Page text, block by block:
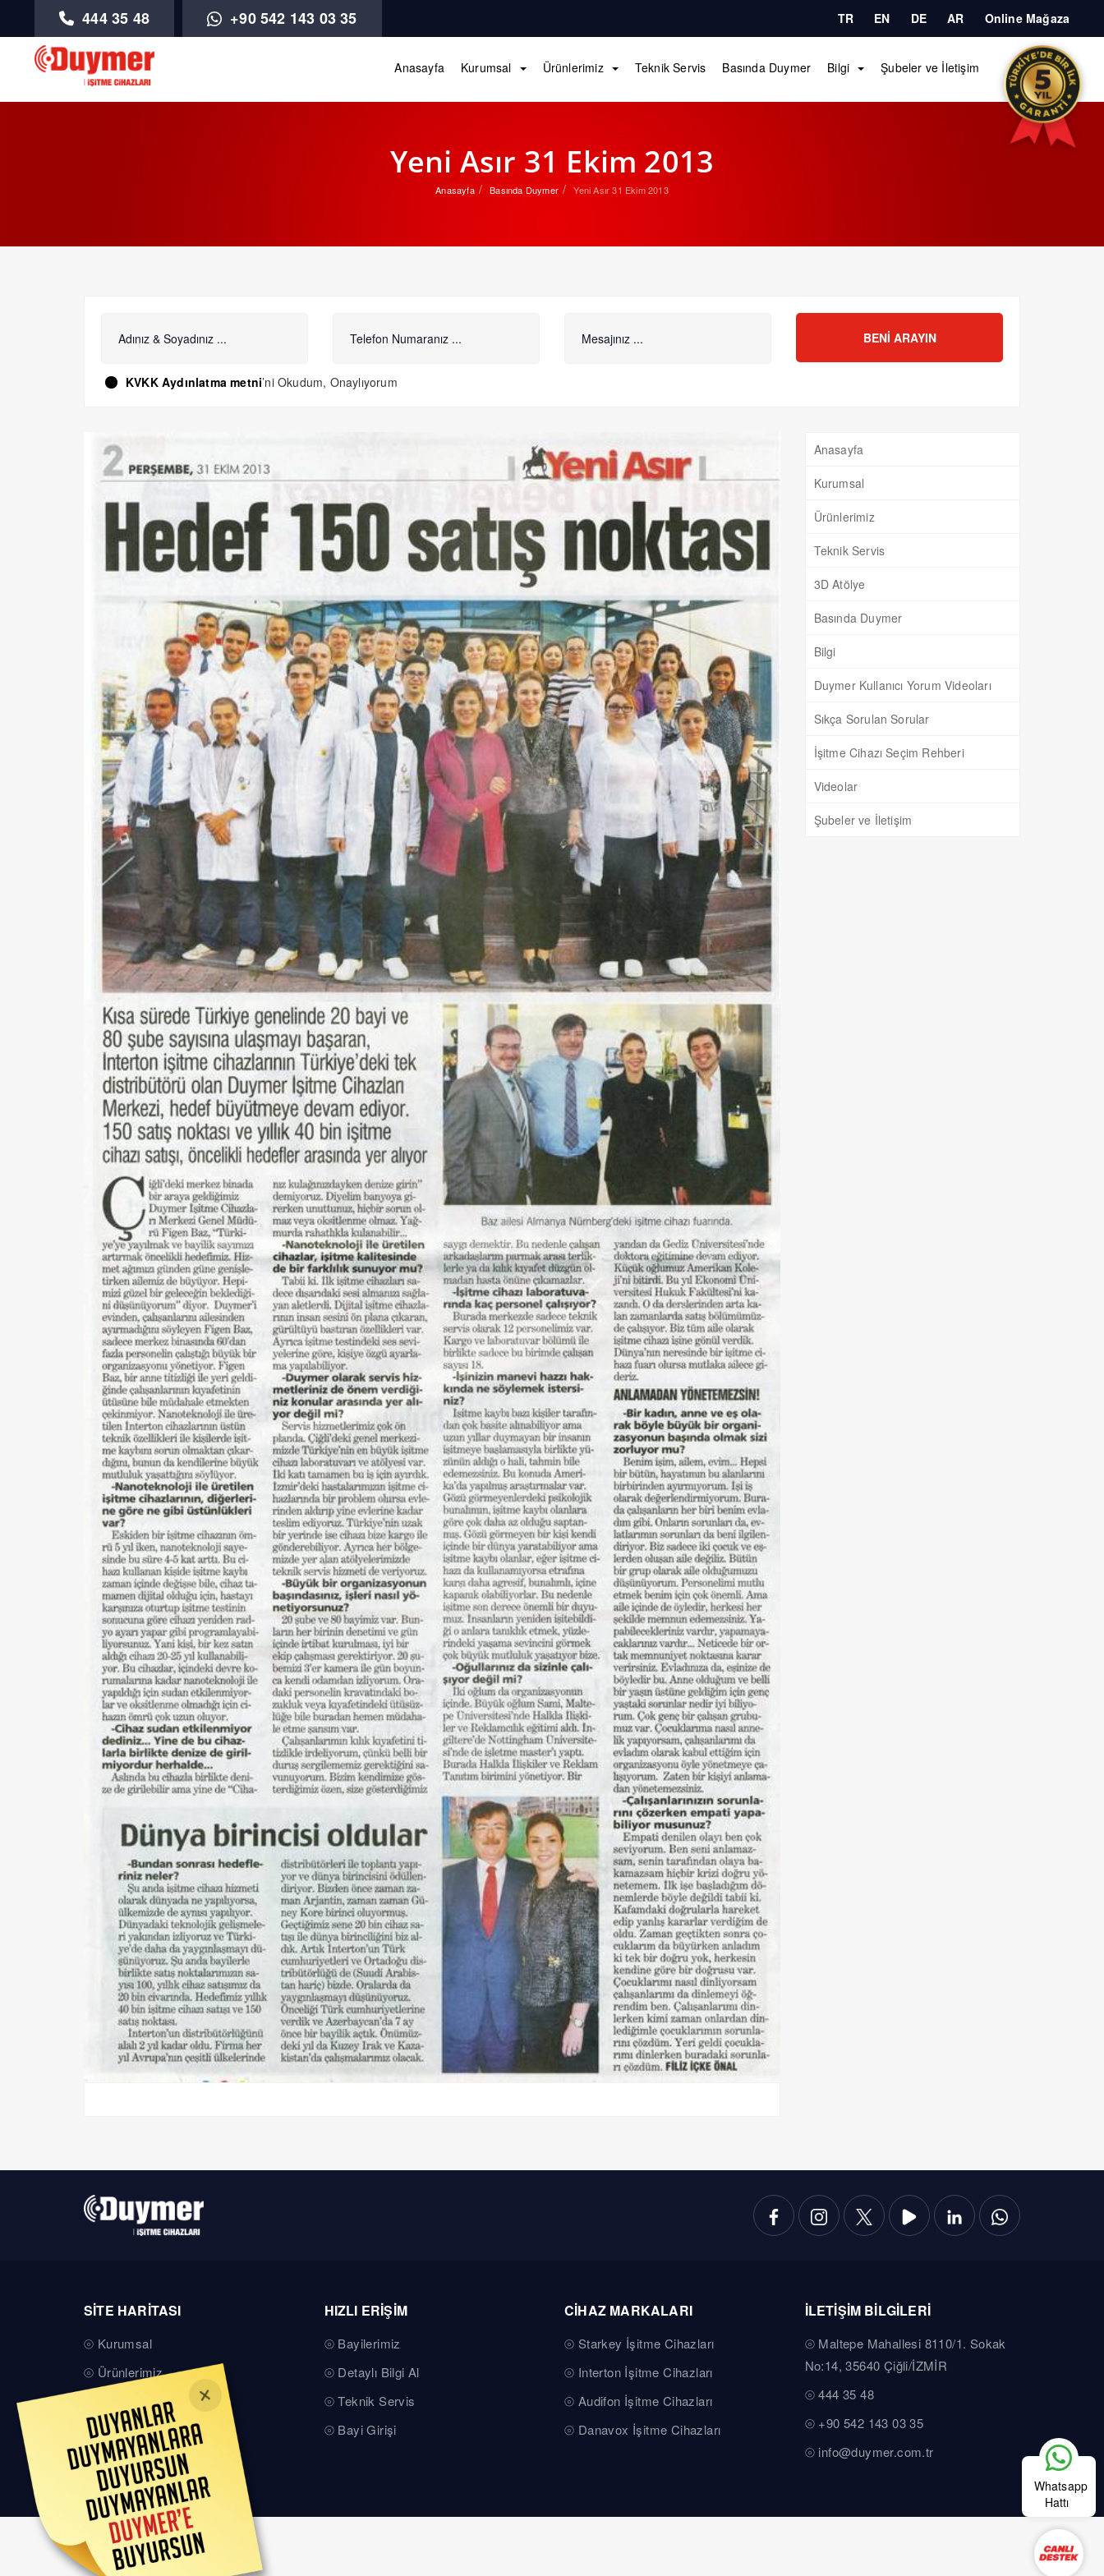
444 35 48 +90 542 143 03 35 Online Mağaza
AR
DE
EN
TR
Anasayfa Kurumsal Ürünlerimiz Teknik Servis Basında Duymer Bilgi Şubeler ve İletişim
Yeni Asır 31 Ekim 2013
Anasayfa Basında Duymer Yeni Asır 31 Ekim 2013
BENI ARAYIN
KVKK Aydınlatma metni’ni Okudum, Onaylıyorum
Anasayfa
Kurumsal
Ürünlerimiz
Teknik Servis
3D Atölye
Basında Duymer
Bilgi
Duymer Kullanıcı Yorum Videoları
Sıkça Sorulan Sorular
İşitme Cihazı Seçim Rehberi
Videolar
Şubeler ve İletişim
SİTE HARİTASI
Kurumsal
Ürünlerimiz
Teknik Servis
Basında Duymer
Kalite Belgelerimiz
HIZLI ERİŞİM
Bayilerimiz
Detaylı Bilgi Al
Teknik Servis
Bayi Girişi
CİHAZ MARKALARI
Starkey İşitme Cihazları
Interton İşitme Cihazları
Audifon İşitme Cihazları
Danavox İşitme Cihazları
İLETİŞİM BİLGİLERİ
Maltepe Mahallesi 8110/1. Sokak
No:14, 35640 Çiğli/İZMİR
444 35 48
+90 542 143 03 35
info@duymer.com.tr
Whatsapp
Hattı